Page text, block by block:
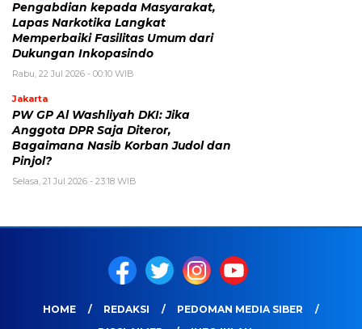
Pengabdian kepada Masyarakat,
Lapas Narkotika Langkat
Memperbaiki Fasilitas Umum dari
Dukungan Inkopasindo
Rabu, 22 Jul 2026 - 00:10 WIB
Jakarta
PW GP Al Washliyah DKI: Jika
Anggota DPR Saja Diteror,
Bagaimana Nasib Korban Judol dan
Pinjol?
Selasa, 21 Jul 2026 - 23:18 WIB
HOME REDAKSI
PEDOMAN MEDIA SIBER